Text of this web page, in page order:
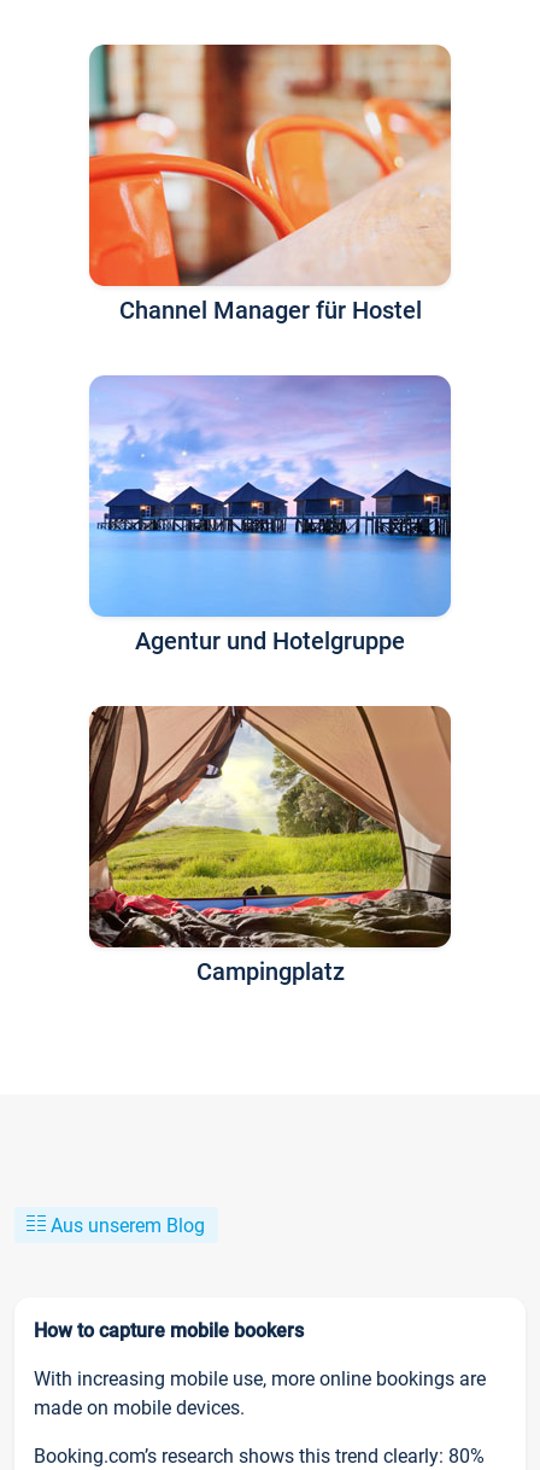
Channel Manager für Hostel
Agentur und Hotelgruppe
Campingplatz
Aus unserem Blog
How to capture mobile bookers
With increasing mobile use, more online bookings are
made on mobile devices.
Booking.com’s research shows this trend clearly: 80%